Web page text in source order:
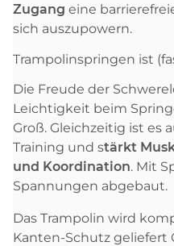
Zugang eine
sich auszupowern.
Trampolinspringen ist
Die Freude der
Leichtigkeit beim
Groß. Gleichzeitig ist es
Training und stärkt
und Koordination. Mit
Spannungen abgebaut.
Das Trampolin wird
Kanten-Schutz geliefert